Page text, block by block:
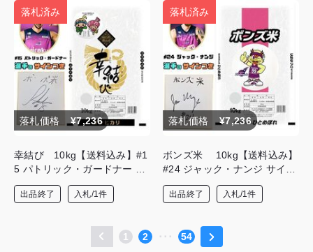
落札済み
落札価格 ¥7,236
幸結び 10kg【送料込み】#1
5 パトリック・ガードナー サ
イン色紙つき
出品終了 入札/1件
落札済み
落札価格 ¥7,236
ボンズ米 10kg【送料込み】
#24 ジャック・ナンジ サイン
色紙つき
出品終了 入札/1件
1 2 ･･･ 54